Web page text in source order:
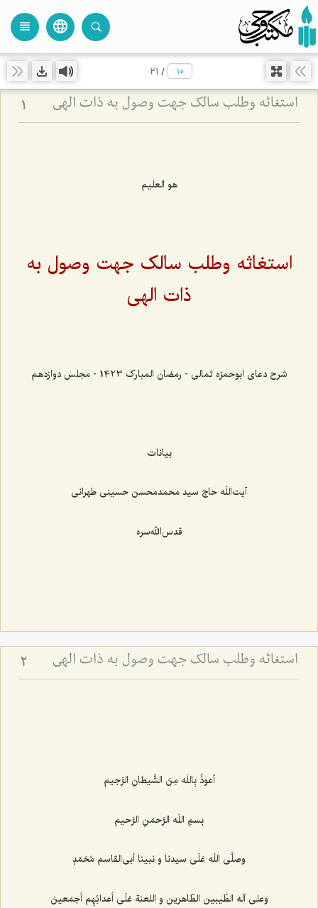
language
view_headline
/
21
استغاثه وطلب سالک جهت وصول به ذات الهی 1
هو العليم
استغاثه وطلب سالک جهت وصول به
ذات الهی
شرح دعای ابوحمزه ثمالی - رمضان المبارک 1423 - مجلس دوازدهم
بیانات
آیت‌اللَه حاج سید محمدمحسن حسینی طهرانی
قدس‌الله‌سره
استغاثه وطلب سالک جهت وصول به ذات الهی 2
أعوذُ بِاللَه مِنَ الشَّیطانِ الرَّجیم‌
بِسمِ اللَه الرَّحمَنِ الرَّحیم‌
وصلَّى اللَه عَلَى سیدنا و نبینا أبى‌القاسم مُحَمّدٍ
وعلى آله الطّیبین الطّاهرین و اللعنة عَلَى أعدائِهِم أجمَعینَ‌